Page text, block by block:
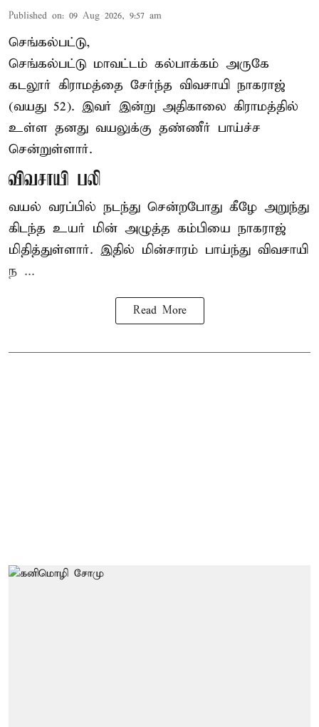
Published on: 09 Aug 2026, 9:57 am
செங்கல்பட்டு,
செங்கல்பட்டு மாவட்டம் கல்பாக்கம் அருகே
கடலூர் கிராமத்தை சேர்ந்த விவசாயி நாகராஜ்
(வயது 52). இவர் இன்று அதிகாலை கிராமத்தில்
உள்ள தனது வயலுக்கு தண்ணீர் பாய்ச்ச
சென்றுள்ளார்.
விவசாயி பலி
வயல் வரப்பில் நடந்து சென்றபோது கீழே அறுந்து
கிடந்த உயர் மின் அழுத்த கம்பியை நாகராஜ்
மிதித்துள்ளார். இதில் மின்சாரம் பாய்ந்து விவசாயி
ந ...
Read More